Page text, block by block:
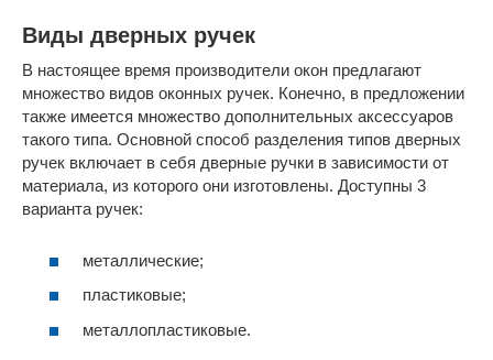
Виды дверных ручек
В настоящее время производители окон предлагают
множество видов оконных ручек. Конечно, в предложении
также имеется множество дополнительных аксессуаров
такого типа. Основной способ разделения типов дверных
ручек включает в себя дверные ручки в зависимости от
материала, из которого они изготовлены. Доступны 3
варианта ручек:
металлические;
пластиковые;
металлопластиковые.